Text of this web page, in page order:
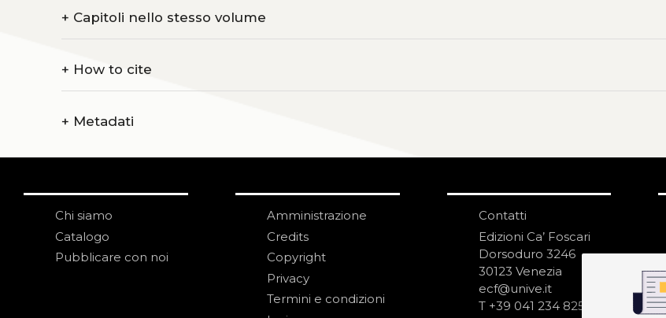
+ Capitoli nello stesso volume
+ How to cite
+ Metadati
Chi siamo
Catalogo
Pubblicare con noi
Amministrazione
Credits
Copyright
Privacy
Termini e condizioni
Contatti
Edizioni Ca’ Foscari
Dorsoduro 3246
30123 Venezia
ecf@unive.it
T +39 041 234 8250